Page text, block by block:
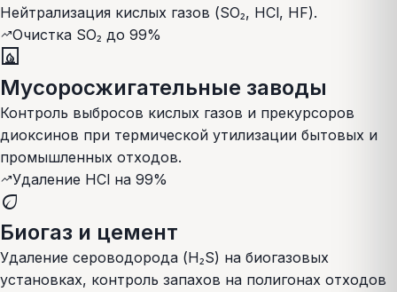
Нейтрализация кислых газов (SO₂, HCl, HF).
trending_upОчистка SO₂ до 99%
fireplace
Мусоросжигательные заводы
Контроль выбросов кислых газов и прекурсоров
диоксинов при термической утилизации бытовых и
промышленных отходов.
trending_upУдаление HCl на 99%
eco
Биогаз и цемент
Удаление сероводорода (H₂S) на биогазовых
установках, контроль запахов на полигонах отходов